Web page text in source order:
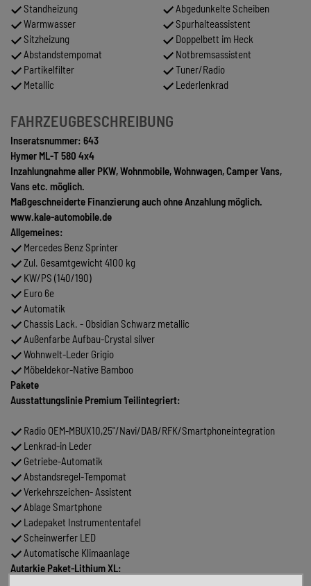
Standheizung
Warmwasser
Sitzheizung
Abstandstempomat
Partikelfilter
Metallic
Abgedunkelte Scheiben
Spurhalteassistent
Doppelbett im Heck
Notbremsassistent
Tuner/Radio
Lederlenkrad
FAHRZEUGBESCHREIBUNG
Inseratsnummer: 643
Hymer ML-T 580 4x4
Inzahlungnahme aller PKW, Wohnmobile, Wohnwagen, Camper Vans,
Vans etc. möglich.
Maßgeschneiderte Finanzierung auch ohne Anzahlung möglich.
www.kale-automobile.de
Allgemeines:
Mercedes Benz Sprinter
Zul. Gesamtgewicht 4100 kg
KW/PS (140/190)
Euro 6e
Automatik
Chassis Lack. - Obsidian Schwarz metallic
Außenfarbe Aufbau-Crystal silver
Wohnwelt-Leder Grigio
Möbeldekor-Native Bamboo
Pakete
Ausstattungslinie Premium Teilintegriert:
Radio OEM-MBUX10,25"/Navi/DAB/RFK/Smartphoneintegration
Lenkrad-in Leder
Getriebe-Automatik
Abstandsregel-Tempomat
Verkehrszeichen- Assistent
Ablage Smartphone
Ladepaket Instrumententafel
Scheinwerfer LED
Automatische Klimaanlage
Autarkie Paket-Lithium XL: